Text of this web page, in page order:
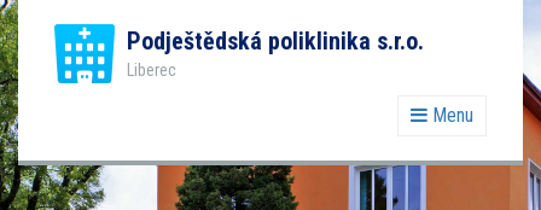
Podještědská poliklinika s.r.o.
Liberec
Menu